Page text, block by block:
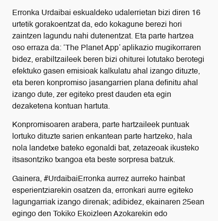
Erronka Urdaibai eskualdeko udalerrietan bizi diren 16
urtetik gorakoentzat da, edo kokagune berezi hori
zaintzen lagundu nahi dutenentzat. Eta parte hartzea
oso erraza da: ‘The Planet App’ aplikazio mugikorraren
bidez, erabiltzaileek beren bizi ohiturei lotutako berotegi
efektuko gasen emisioak kalkulatu ahal izango dituzte,
eta beren konpromiso jasangarrien plana definitu ahal
izango dute, zer egiteko prest dauden eta egin
dezaketena kontuan hartuta.
Konpromisoaren arabera, parte hartzaileek puntuak
lortuko dituzte sarien enkantean parte hartzeko, hala
nola landetxe bateko egonaldi bat, zetazeoak ikusteko
itsasontziko txangoa eta beste sorpresa batzuk.
Gainera, #UrdaibaiErronka aurrez aurreko hainbat
esperientziarekin osatzen da, erronkari aurre egiteko
lagungarriak izango direnak; adibidez, ekainaren 25ean
egingo den Tokiko Ekoizleen Azokarekin edo